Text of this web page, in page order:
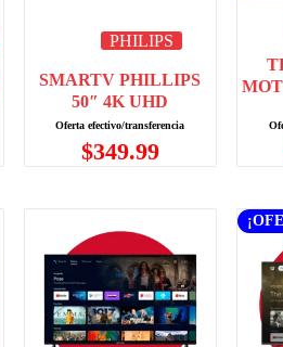
PHILIPS
SMARTV PHILLIPS
50″ 4K UHD
$349.99